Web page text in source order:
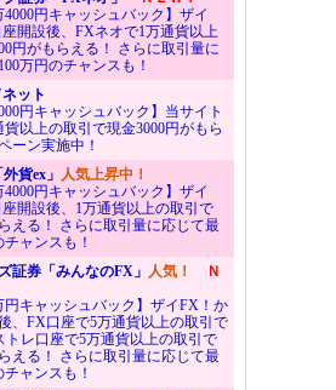
4000円キャッシュバック】ザイ
開設後、FXネオで1万通貨以上
円がもらえる！ さらに取引量に
万円のチャンスも！
ット
円キャッシュバック】当サイト
以上の取引で現金3000円がもら
ーン実施中！
貨ex」 人気上昇中！
4000円キャッシュバック】ザイ
開設後、1万通貨以上の取引で
える！ さらに取引量に応じて最
ャンスも！
証券「みんなのFX」 人気！
Ｎ
円キャッシュバック】ザイFX！か
、FX口座で5万通貨以上の取引で
トレ口座で5万通貨以上の取引で
える！ さらに取引量に応じて最
ャンスも！